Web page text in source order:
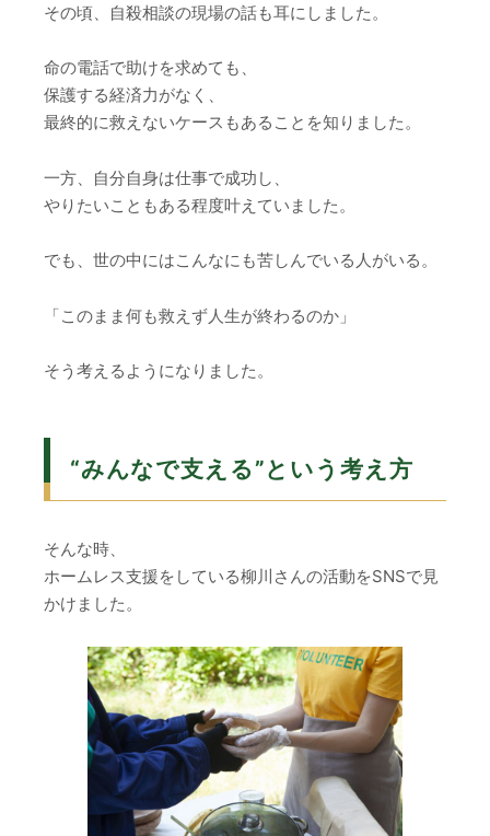
その頃、自殺相談の現場の話も耳にしました。
命の電話で助けを求めても、
保護する経済力がなく、
最終的に救えないケースもあることを知りました。
一方、自分自身は仕事で成功し、
やりたいこともある程度叶えていました。
でも、世の中にはこんなにも苦しんでいる人がいる。
「このまま何も救えず人生が終わるのか」
そう考えるようになりました。
“みんなで支える”という考え方
そんな時、
ホームレス支援をしている柳川さんの活動をSNSで見
かけました。